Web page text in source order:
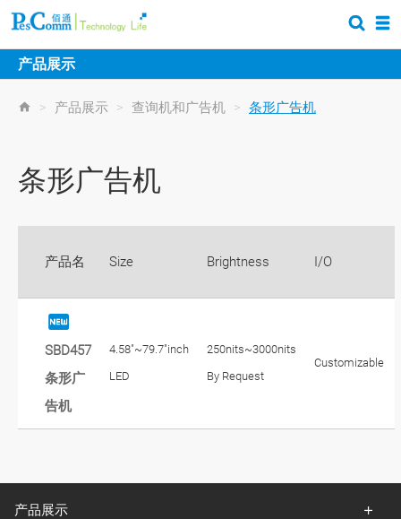
产品展示
> 产品展示 > 查询机和广告机 > 条形广告机
条形广告机
产品名 Size Brightness I/O
SBD457
条形广
告机
4.58"~79.7"inch
LED
250nits~3000nits
By Request
Customizable
产品展示